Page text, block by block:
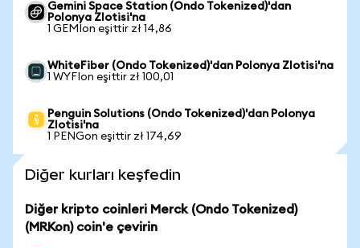
Gemini Space Station (Ondo Tokenized)'dan
Polonya Zlotisi'na
1 GEMIon eşittir zł 14,86
WhiteFiber (Ondo Tokenized)'dan Polonya Zlotisi'na
1 WYFIon eşittir zł 100,01
Penguin Solutions (Ondo Tokenized)'dan Polonya
Zlotisi'na
1 PENGon eşittir zł 174,69
Diğer kurları keşfedin
Diğer kripto coinleri Merck (Ondo Tokenized)
(MRKon) coin'e çevirin